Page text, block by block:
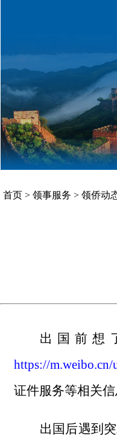
首页 > 领事服务 > 领侨动
出国前想
https://
证件服务等相关
出国后遇到